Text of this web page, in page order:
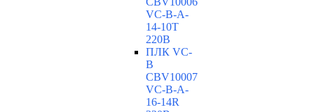
VC-В-A-
14-10T
220В
ПЛК VC-
B
CBV10007
VC-В-A-
16-14R